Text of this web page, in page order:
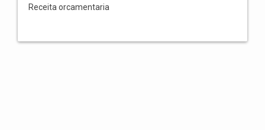
Receita orcamentaria